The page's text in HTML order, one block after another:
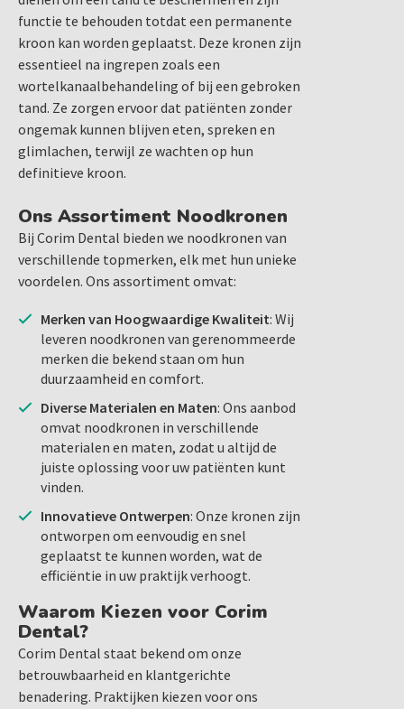
functie te behouden totdat een permanente
kroon kan worden geplaatst. Deze kronen zijn
essentieel na ingrepen zoals een
wortelkanaalbehandeling of bij een gebroken
tand. Ze zorgen ervoor dat patiënten zonder
ongemak kunnen blijven eten, spreken en
glimlachen, terwijl ze wachten op hun
definitieve kroon.
Ons Assortiment Noodkronen
Bij Corim Dental bieden we noodkronen van
verschillende topmerken, elk met hun unieke
voordelen. Ons assortiment omvat:
Merken van Hoogwaardige Kwaliteit: Wij
leveren noodkronen van gerenommeerde
merken die bekend staan om hun
duurzaamheid en comfort.
Diverse Materialen en Maten: Ons aanbod
omvat noodkronen in verschillende
materialen en maten, zodat u altijd de
juiste oplossing voor uw patiënten kunt
vinden.
Innovatieve Ontwerpen: Onze kronen zijn
ontworpen om eenvoudig en snel
geplaatst te kunnen worden, wat de
efficiëntie in uw praktijk verhoogt.
Waarom Kiezen voor Corim
Dental?
Corim Dental staat bekend om onze
betrouwbaarheid en klantgerichte
benadering. Praktijken kiezen voor ons